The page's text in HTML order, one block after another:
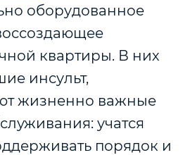
оборудованное
квартиры. В них
инсульт,
жизненно важные
учатся
порядок и